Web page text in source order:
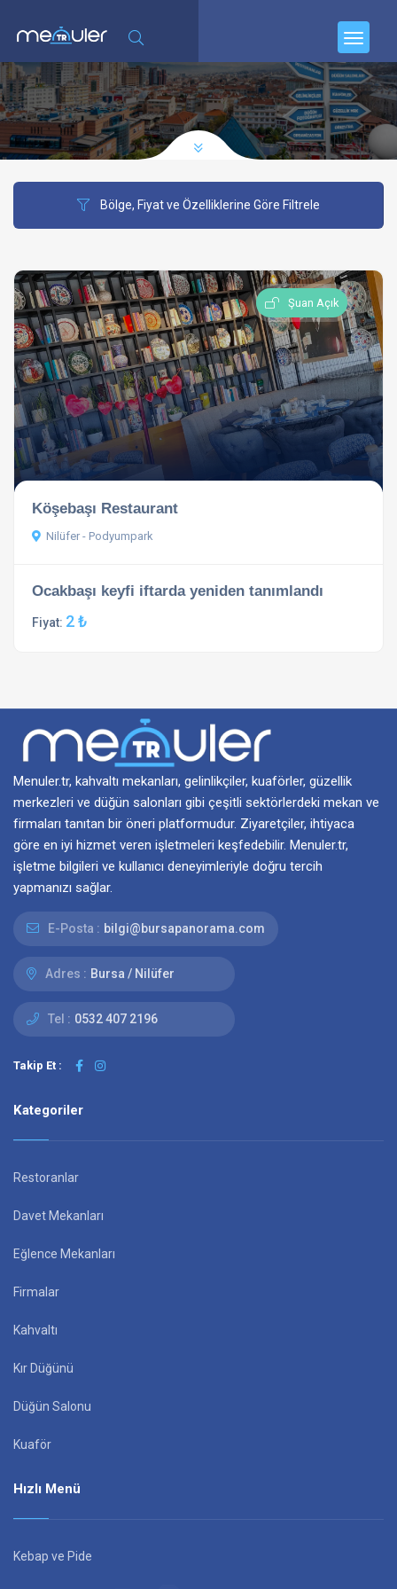
Bölge, Fiyat ve Özelliklerine Göre Filtrele
Şuan Açık
Köşebaşı Restaurant
Nilüfer - Podyumpark
Ocakbaşı keyfi iftarda yeniden tanımlandı
Fiyat: 2 ₺
Menuler.tr, kahvaltı mekanları, gelinlikçiler, kuaförler, güzellik
merkezleri ve düğün salonları gibi çeşitli sektörlerdeki mekan ve
firmaları tanıtan bir öneri platformudur. Ziyaretçiler, ihtiyaca
göre en iyi hizmet veren işletmeleri keşfedebilir. Menuler.tr,
işletme bilgileri ve kullanıcı deneyimleriyle doğru tercih
yapmanızı sağlar.
E-Posta : bilgi@bursapanorama.com
Adres : Bursa / Nilüfer
Tel : 0532 407 2196
Takip Et :
Kategoriler
Restoranlar
Davet Mekanları
Eğlence Mekanları
Firmalar
Kahvaltı
Kır Düğünü
Düğün Salonu
Kuaför
Hızlı Menü
Kebap ve Pide